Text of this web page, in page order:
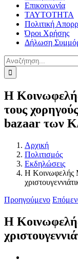
Επικοινωνία
ΤΑΥΤΟΤΗΤΑ
Πολιτική
Όροι Χρήσης
Δήλωση
Αναζήτηση
για:
Η
τους
bazaar των
Αρχική
Πολιτισμός
Εκδηλώσεις
Η Κοινωφελής
Προηγούμενο
Η